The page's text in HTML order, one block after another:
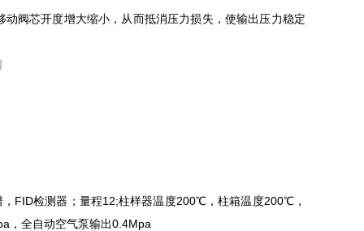
阀芯开度增大缩小，从而抵消压力损失，使输出压力稳定
FID检测器；量程12;柱样器温度200℃，柱箱温度200℃，
，全自动空气泵输出0.4Mpa